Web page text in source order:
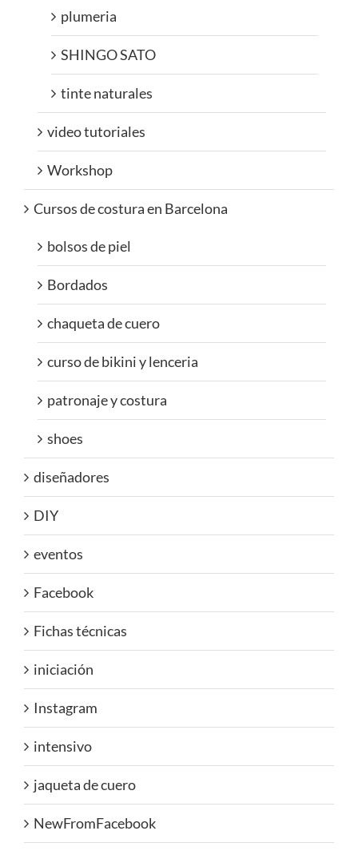
plumeria
SHINGO SATO
tinte naturales
video tutoriales
Workshop
Cursos de costura en Barcelona
bolsos de piel
Bordados
chaqueta de cuero
curso de bikini y lenceria
patronaje y costura
shoes
diseñadores
DIY
eventos
Facebook
Fichas técnicas
iniciación
Instagram
intensivo
jaqueta de cuero
NewFromFacebook